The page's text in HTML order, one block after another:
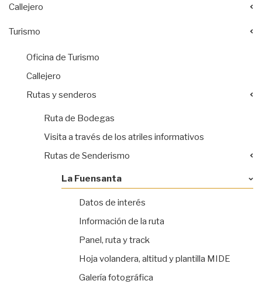
Callejero
Turismo
Oficina de Turismo
Callejero
Rutas y senderos
Ruta de Bodegas
Visita a través de los atriles informativos
Rutas de Senderismo
La Fuensanta
Datos de interés
Información de la ruta
Panel, ruta y track
Hoja volandera, altitud y plantilla MIDE
Galería fotográfica